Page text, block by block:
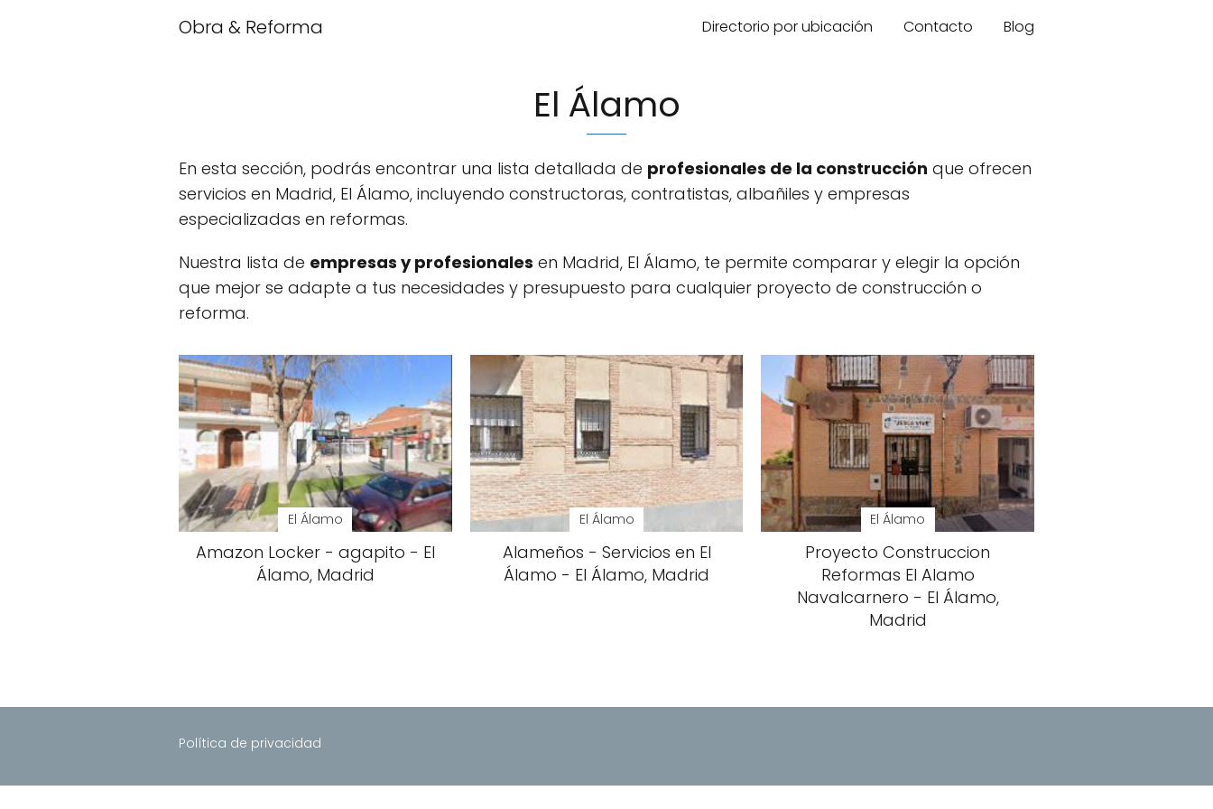
Obra & Reforma Directorio por ubicación Contacto Blog
El Álamo
En esta sección, podrás encontrar una lista detallada de profesionales de la construcción que ofrecen
servicios en Madrid, El Álamo, incluyendo constructoras, contratistas, albañiles y empresas
especializadas en reformas.
Nuestra lista de empresas y profesionales en Madrid, El Álamo, te permite comparar y elegir la opción
que mejor se adapte a tus necesidades y presupuesto para cualquier proyecto de construcción o
reforma.
El Álamo
Amazon Locker - agapito - El
Álamo, Madrid
El Álamo
Alameños - Servicios en El
Álamo - El Álamo, Madrid
El Álamo
Proyecto Construccion
Reformas El Alamo
Navalcarnero - El Álamo,
Madrid
Política de privacidad